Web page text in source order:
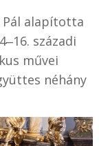
Pál alapította
századi
művei
néhány